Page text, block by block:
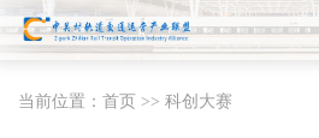
当前位置： 首页 >> 科创大赛